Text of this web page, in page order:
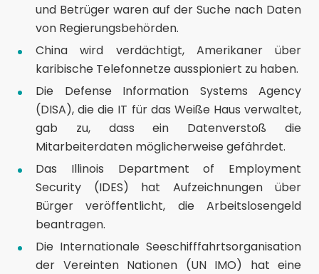
und Betrüger waren auf der Suche nach Daten
von Regierungsbehörden.
China wird verdächtigt, Amerikaner über
karibische Telefonnetzeausspioniert zu haben.
Die Defense Information Systems Agency
(DISA), die die IT für das Weiße Haus verwaltet,
gab zu, dass ein Datenverstoß die
Mitarbeiterdaten möglicherweise gefährdet.
Das Illinois Department of Employment
Security (IDES) hat Aufzeichnungenüber
Bürger veröffentlicht, die Arbeitslosengeld
beantragen.
Die Internationale Seeschifffahrtsorganisation
der Vereinten Nationen (UN IMO) hat eine